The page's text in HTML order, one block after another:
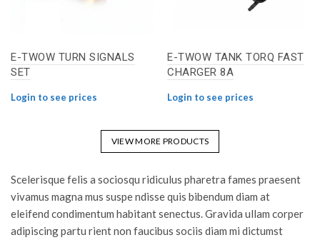
E-TWOW TURN SIGNALS
SET
Login to see prices
E-TWOW TANK TORQ FAST
CHARGER 8A
Login to see prices
VIEW MORE PRODUCTS
Scelerisque felis a sociosqu ridiculus pharetra fames praesent
vivamus magna mus suspe ndisse quis bibendum diam at
eleifend condimentum habitant senectus. Gravida ullam corper
adipiscing partu rient non faucibus sociis diam mi dictumst